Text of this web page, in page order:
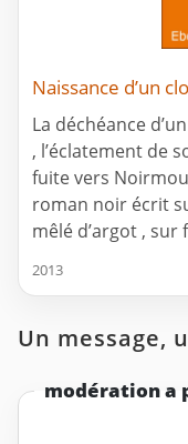
Naissance d’un
La déchéance
, l’éclatement de
fuite vers
roman noir écrit
mêlé d’argot ,
2013
Un message,
modération a